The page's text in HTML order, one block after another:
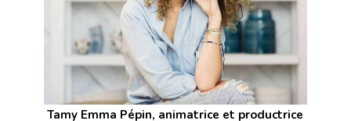
Tamy Emma Pépin, animatrice et productrice